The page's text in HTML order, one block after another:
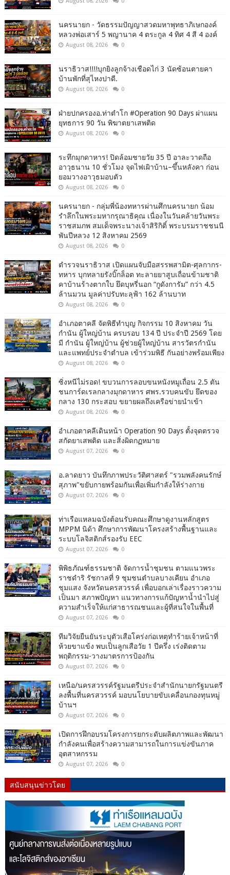
นครนายก - วัดธรรมปัญญาสวดมหาพุทธาภิเษกองค์
หลวงพ่อเสาร์ 5 พญานาค 4 ตระกูล 4 ทิศ 4 สี 4 องค์
August 08, 2026 0
นราธิวาส!!!!บุกยิงลูกจ้างเชือดไก่ 3 นัดซ้อนตายคา
บ้านพักที่สุไหงปาดี.
August 08, 2026 0
ฝ่ายปกครองอ.ท่าตำโก #Operation 90 Days ผ่าแผน
ยุทธการ 90 วัน พิฆาตยาเสพติด
August 08, 2026 0
ระทึกมุกดาหาร! ปิดล้อมชายวัย 35 ปี อาละวาดถือ
อาวุธนาน 10 ชั่วโมง จุดไฟเผิาบ้าน–ขึ้นหลังคา ก่อน
ยอมวางอาวุธมอบตัว
August 08, 2026 0
นครนายก - กลุ่มพี่น้องทหารผ่านศึกนครนายก น้อม
รำลึกในพระมหากรุณาธิคุณ เนื่องในวันคล้ายวันพระ
ราชสมภพ สมเด็จพระนางเจ้าสิริกิติ์ พระบรมราชชนนี
พันปีหลวง 12 สิงหาคม 2569
August 08, 2026 0
ตำรวจนราธิวาส เปิดแผนจับมือสรรพสามิต-ศุลกากร-
ทหาร บุกทลายรังบิ๊กล็อต ทะลายยาสูบเถื่อนข้ามชาติ
คาบ้านร้างตากใบ ยึดบุหรี่นอก “กูดังการัม” กว่า 4.5
ล้านมวน มูลค่าปรับทะลุฟ้า 162 ล้านบาท
August 08, 2026 0
อำเภอตาคลี จัดพิธีทำบุญ กิจกรรม 10 สิงหาคม วัน
กำนัน ผู้ใหญ่บ้าน ครบรอบ 134 ปี ประจำปี 2569 โดย
มี กำนัน ผู้ใหญ่บ้าน ผู้ช่วยผู้ใหญ่บ้าน สารวัตรกำนัน
และแพทย์ประจำตำบล เข้าร่วมพิธี กันอย่างพร้อมเพียง
August 08, 2026 0
ซิ่งหนีไม่รอด! ขบวนการลอบขนหนังหมูเถื่อน 2.5 ตัน
ชนการ์ดเรลกลางมุกดาหาร ศพร.รวบคนขับ ยึดของ
กลาง 130 กระสอบ ขยายผลถึงเครือข่ายนำเข้า
August 08, 2026 0
อำเภอตาคลีเดินหน้า Operation 90 Days ตั้งจุดตรวจ
สกัดยาเสพติด และสิ่งผิดกฏหมาย
August 07, 2026 0
อ.ลาดยาว บันทึกภาพประวัติศาสตร์ "รวมพลังคนรักษ์
สุภาพ"ขยับกายพร้อมกันเพื่อเพิ่มกำลังให้ร่างกาย
August 07, 2026 0
ท่าเรือแหลมฉบังต้อนรับคณะศึกษาดูงานหลักสูตร
MPPM นิด้า ศึกษาการพัฒนาโครงสร้างพื้นฐานและ
ระบบโลจิสติกส์รองรับ EEC
August 07, 2026 0
พิพิธภัณฑ์ธรรมชาติ จัดการน้ำชุมชน ตามแนวพระ
ราชดำริ รัชกาลที่ 9 ชุมชนตำบลบางเคียน อำเภอ
ชุมแสง จังหวัดนครสวรรค์ เพื่อบอกเล่าเรื่องราวความ
เป็นมา สภาพปัญหา แนวทางการแก้ปัญหาน้ำนำไปสู่
ความสำเร็จให้แก่สาธารณชนและผู้ที่สนใจในพื้นที่
August 07, 2026 0
ทีมวิจัยยืนยันระบุตัวเสือโคร่งก่อเหตุทำร้ายเจ้าหน้าที่
ห้วยขาแข้ง พบเป็นลูกเสือวัย 1 ปีครึ่ง เร่งติดตาม
พฤติกรรม-วางมาตรการป้องกัน
August 07, 2026 0
เหนือ/นครสวรรค์รัฐมนตรีประจำสำนักนายกรัฐมนตรี
ลงพื้นที่นครสวรรค์ มอบนโยบายขับเคลื่อนกองทุนหมู่
บ้านฯ
August 07, 2026 0
เปิดการฝึกอบรมโครงการยกระดับผลิตภาพและพัฒนา
กำลังคนเพื่อสร้างความสามารถในการแข่งขันภาค
อุตสาหกรรม
August 07, 2026 0
สนับสนุนข่าวโดย